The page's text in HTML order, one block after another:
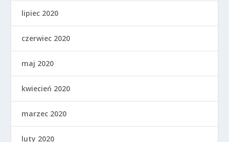
lipiec 2020
czerwiec 2020
maj 2020
kwiecień 2020
marzec 2020
luty 2020